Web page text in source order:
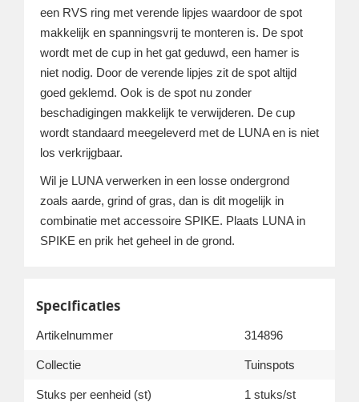
een RVS ring met verende lipjes waardoor de spot
makkelijk en spanningsvrij te monteren is. De spot
wordt met de cup in het gat geduwd, een hamer is
niet nodig. Door de verende lipjes zit de spot altijd
goed geklemd. Ook is de spot nu zonder
beschadigingen makkelijk te verwijderen. De cup
wordt standaard meegeleverd met de LUNA en is niet
los verkrijgbaar.
Wil je LUNA verwerken in een losse ondergrond
zoals aarde, grind of gras, dan is dit mogelijk in
combinatie met accessoire SPIKE. Plaats LUNA in
SPIKE en prik het geheel in de grond.
Specificaties
Artikelnummer 314896
Collectie Tuinspots
Stuks per eenheid (st) 1 stuks/st